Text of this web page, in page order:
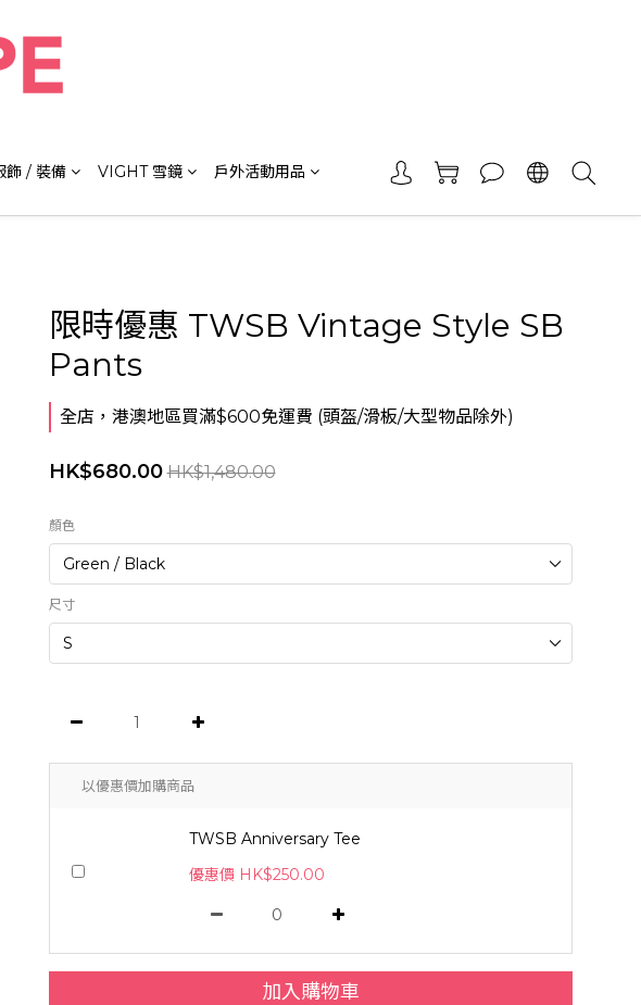
飾 / 裝備 VIGHT 雪鏡 戶外活動用品
限時優惠 TWSB Vintage Style SB
Pants
全店，港澳地區買滿$600免運費 (頭盔/滑板/大型物品除外)
HK$680.00 HK$1,480.00
顏色
尺寸
以優惠價加購商品
TWSB Anniversary Tee
優惠價 HK$250.00
加入購物車